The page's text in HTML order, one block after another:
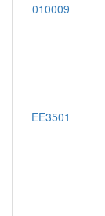
010009
EE3501